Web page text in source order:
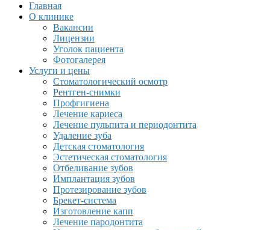
Главная
О клинике
Вакансии
Лицензии
Уголок пациента
Фотогалерея
Услуги и цены
Стоматологический осмотр
Рентген-снимки
Профгигиена
Лечение кариеса
Лечение пульпита и периодонтита
Удаление зуба
Детская стоматология
Эстетическая стоматология
Отбеливание зубов
Имплантация зубов
Протезирование зубов
Брекет-система
Изготовление капп
Лечение пародонтита